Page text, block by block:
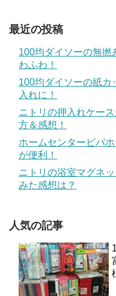
最近の投稿
100均ダイソーの無撚
わふわ！
100均ダイソーの紙カ
入れに！
ニトリの押入れケー
方＆感想！
ホームセンタービバ
が便利！
ニトリの浴室マグネ
みた感想は？
人気の記事